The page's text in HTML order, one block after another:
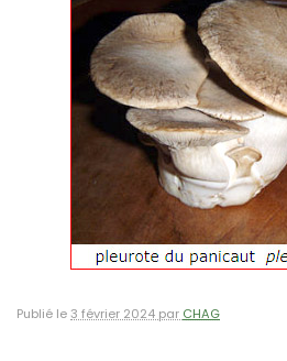
Publié le 3 février 2024 par CHAG